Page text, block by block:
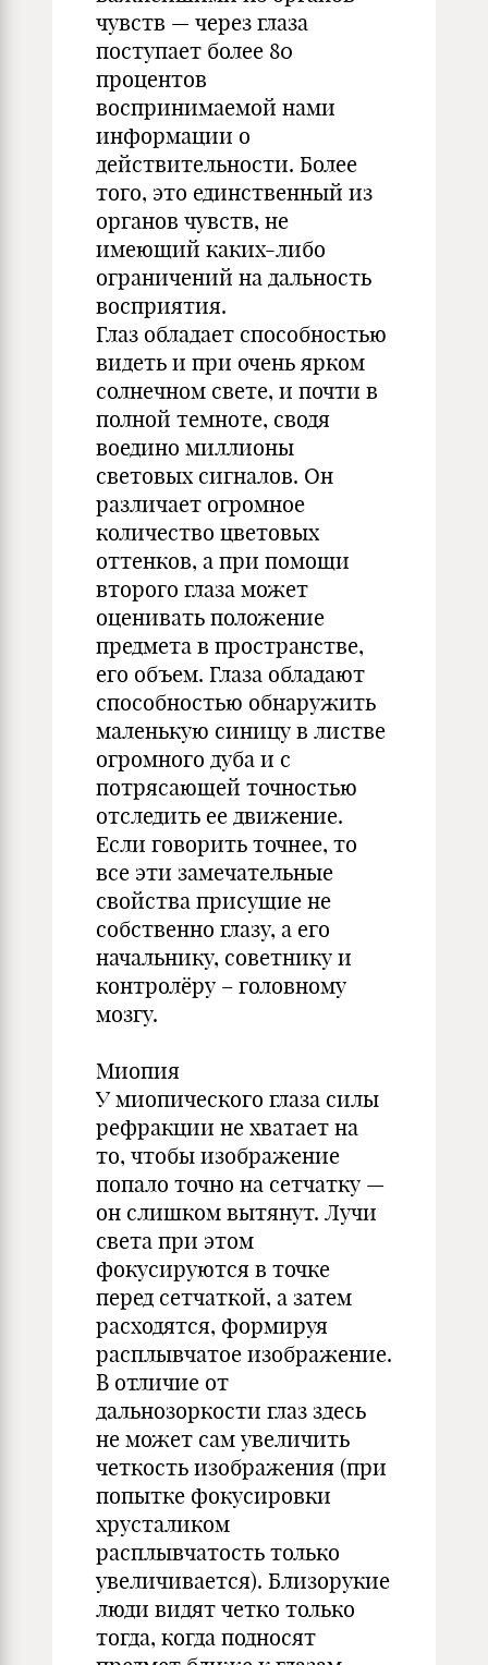
чувств — через глаза
поступает более 80
процентов
воспринимаемой нами
информации о
действительности. Более
того, это единственный из
органов чувств, не
имеющий каких-либо
ограничений на дальность
восприятия.
Глаз обладает способностью
видеть и при очень ярком
солнечном свете, и почти в
полной темноте, сводя
воедино миллионы
световых сигналов. Он
различает огромное
количество цветовых
оттенков, а при помощи
второго глаза может
оценивать положение
предмета в пространстве,
его объем. Глаза обладают
способностью обнаружить
маленькую синицу в листве
огромного дуба и с
потрясающей точностью
отследить ее движение.
Если говорить точнее, то
все эти замечательные
свойства присущие не
собственно глазу, а его
начальнику, советнику и
контролёру – головному
мозгу.
Миопия
У миопического глаза силы
рефракции не хватает на
то, чтобы изображение
попало точно на сетчатку —
он слишком вытянут. Лучи
света при этом
фокусируются в точке
перед сетчаткой, а затем
расходятся, формируя
расплывчатое изображение.
В отличие от
дальнозоркости глаз здесь
не может сам увеличить
четкость изображения (при
попытке фокусировки
хрусталиком
расплывчатость только
увеличивается). Близорукие
люди видят четко только
тогда, когда подносят